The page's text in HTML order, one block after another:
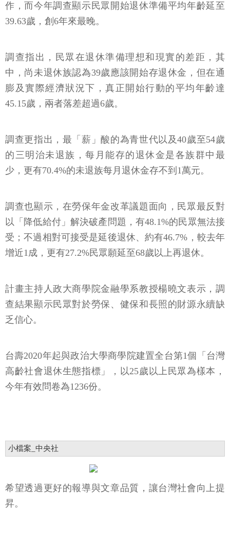
作，而今年調查顯示民眾開始退休準備平均年齡延至
39.63歲，創6年來最晚。
調查指出，民眾在退休準備理想和現實的差距，其
中，尚未退休族認為39歲應該開始存退休金，但在通
膨及實際經濟狀況下，真正開始行動的平均年齡達
45.15歲，兩者落差超過6歲。
調查更指出，最「薪」酸的為青世代以及40歲至54歲
的三明治未退族，每月能存的退休金是各族群中最
少，更有70.4%的未退族每月退休金存不到1萬元。
調查也顯示，在勞保年金改革議題面向，民眾最反對
以「降低給付」解決破產問題，有48.1%的民眾無法接
受；不過相對可接受是延後退休、約有46.7%，較去年
增近1成，更有27.2%民眾願延至68歲以上再退休。
計畫主持人政大商學院金融學系教授楊曉文表示，調
查結果顯示民眾對於勞保、健保和長照的財源永續缺
乏信心。
台壽2020年起與政治大學商學院建置全台第1個「台灣
高齡社會退休生態指標」，以25歲以上民眾為樣本，
今年有效問卷為1236份。
小檔案_中央社
希望透過更好的報導與文章品質，讓台灣社會向上提
昇。